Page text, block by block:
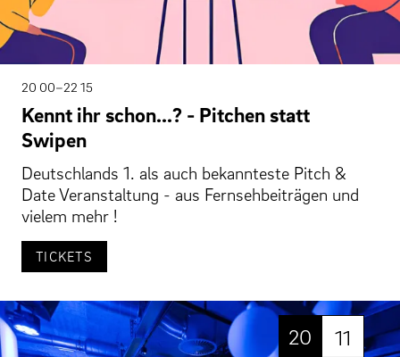
20 00–22 15
Kennt ihr schon...? - Pitchen statt
Swipen
Deutschlands 1. als auch bekannteste Pitch &
Date Veranstaltung - aus Fernsehbeiträgen und
vielem mehr !
TICKETS
20 11